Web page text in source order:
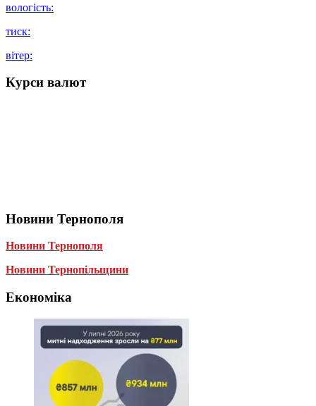
вологість:
тиск:
вітер:
Курси валют
Новини Тернополя
Новини Тернополя
Новини Тернопільщини
Економіка